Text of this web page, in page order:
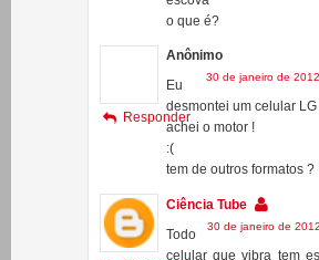
quero saber o que é
forma de camera que
escova
o que é?
Responder
Anônimo
30 de janeiro de 2012
Eu
desmontei um celular LG
achei o motor !
:(
tem de outros formatos ?
Responder
Ciência Tube